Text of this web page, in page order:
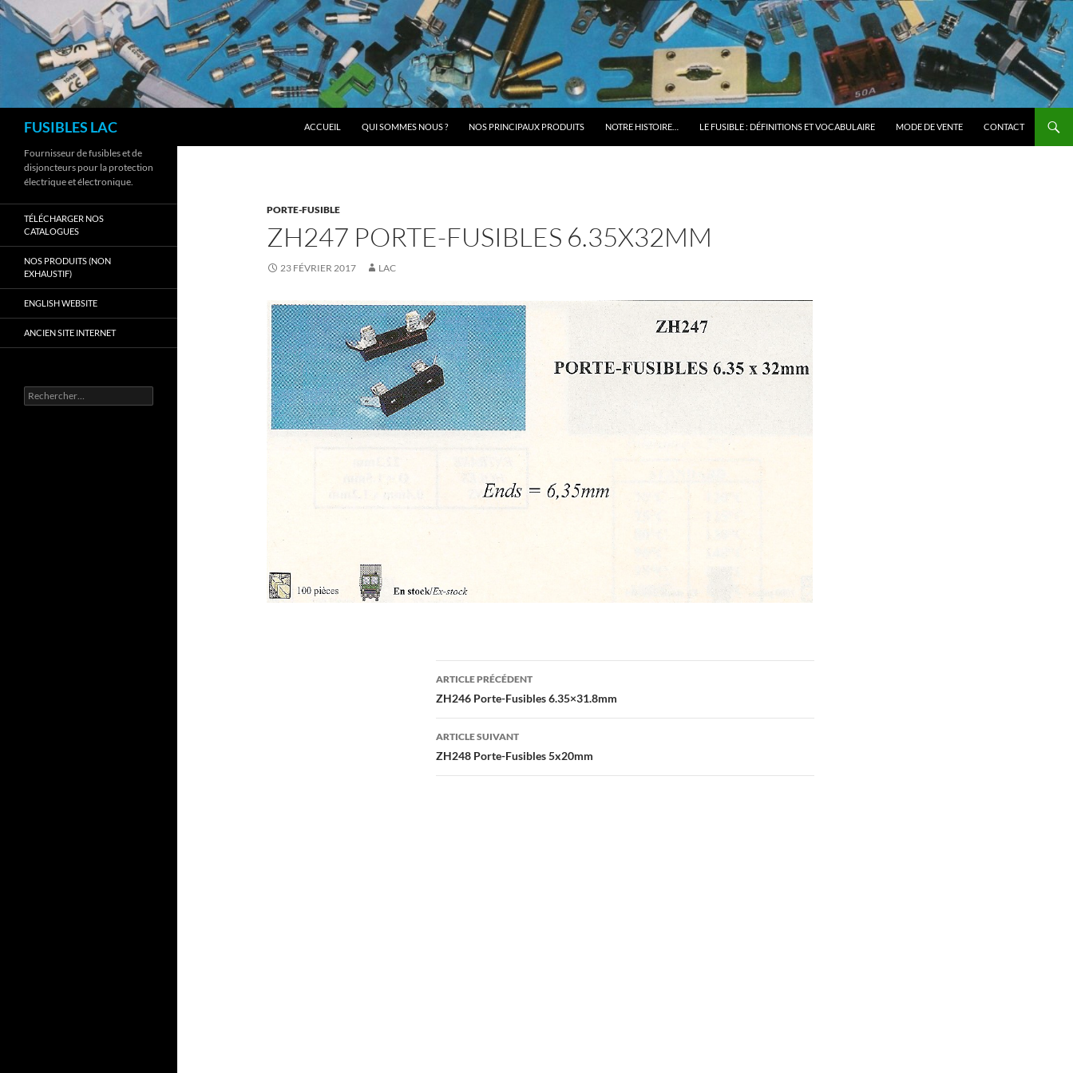
Aller
au
contenu
FUSIBLES LAC ACCUEIL QUI SOMMES NOUS ? NOS PRINCIPAUX PRODUITS NOTRE HISTOIRE… LE FUSIBLE : DÉFINITIONS ET VOCABULAIRE MODE DE VENTE CONTACT
PORTE-FUSIBLE
ZH247 PORTE-FUSIBLES 6.35X32MM
23 FÉVRIER 2017 LAC
Navigation
des
articles
ARTICLE PRÉCÉDENT
ZH246 Porte-Fusibles 6.35×31.8mm
ARTICLE SUIVANT
ZH248 Porte-Fusibles 5x20mm
Fournisseur de fusibles et de
disjoncteurs pour la protection
électrique et électronique.
TÉLÉCHARGER NOS
CATALOGUES
NOS PRODUITS (NON
EXHAUSTIF)
ENGLISH WEBSITE
ANCIEN SITE INTERNET
Rechercher :